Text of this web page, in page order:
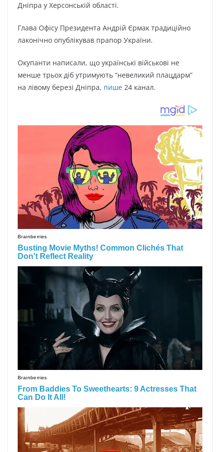
Дніпра у Херсонській області.
Глава Офісу Президента Андрій Єрмак традиційно
лаконічно опублікував прапор України.
Окупанти написали, що українські військові не
менше трьох діб утримують “невеликий плацдарм”
на лівому березі Дніпра, пише 24 канал.